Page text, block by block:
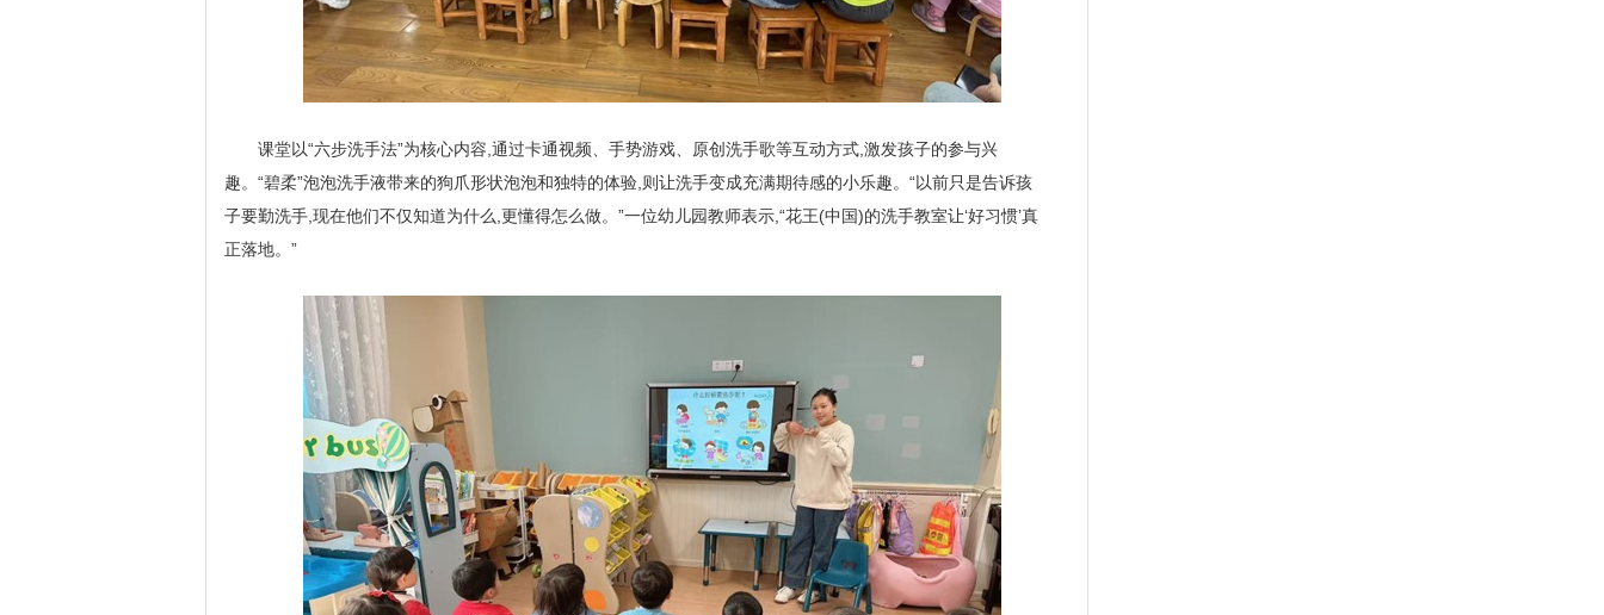
课堂以“六步洗手法”为核心内容,通过卡通视频、手势游戏、原创洗手歌等互动方式,激发孩子的参与兴
趣。“碧柔”泡泡洗手液带来的狗爪形状泡泡和独特的体验,则让洗手变成充满期待感的小乐趣。“以前只是告诉孩
子要勤洗手,现在他们不仅知道为什么,更懂得怎么做。”一位幼儿园教师表示,“花王(中国)的洗手教室让‘好习惯’真
正落地。”